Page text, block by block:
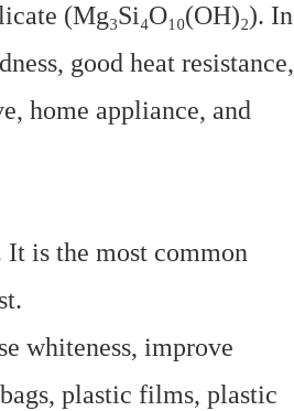
(Mg₃Si₄O₁₀(OH)₂). In
good heat resistance,
home appliance, and
is the most common
whiteness, improve
plastic films, plastic